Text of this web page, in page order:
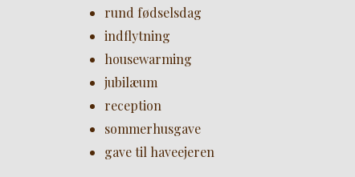
rund fødselsdag
indflytning
housewarming
jubilæum
reception
sommerhusgave
gave til haveejeren